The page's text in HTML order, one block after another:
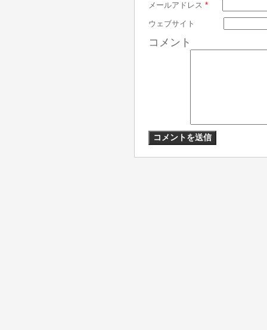
メールアドレス *
ウェブサイト
コメント